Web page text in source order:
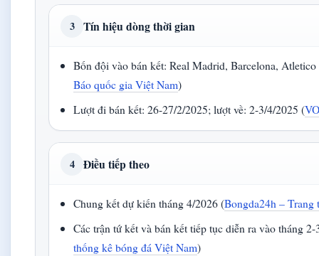
3 Tín hiệu dòng thời gian
Bốn đội vào bán kết: Real Madrid, Barcelona,
Báo quốc gia Việt Nam)
Lượt đi bán kết: 26-27/2/2025; lượt về: 2-3/4/2025 (
4 Điều tiếp theo
Chung kết dự kiến tháng 4/2026 (Bongda24h –
Các trận tứ kết và bán kết tiếp tục diễn ra vào tháng
thống kê bóng đá Việt Nam)